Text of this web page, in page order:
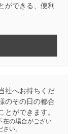
ができる、便利
社へお持ちくだ
のその日の都合
とができます。
在の場合がござい
い。